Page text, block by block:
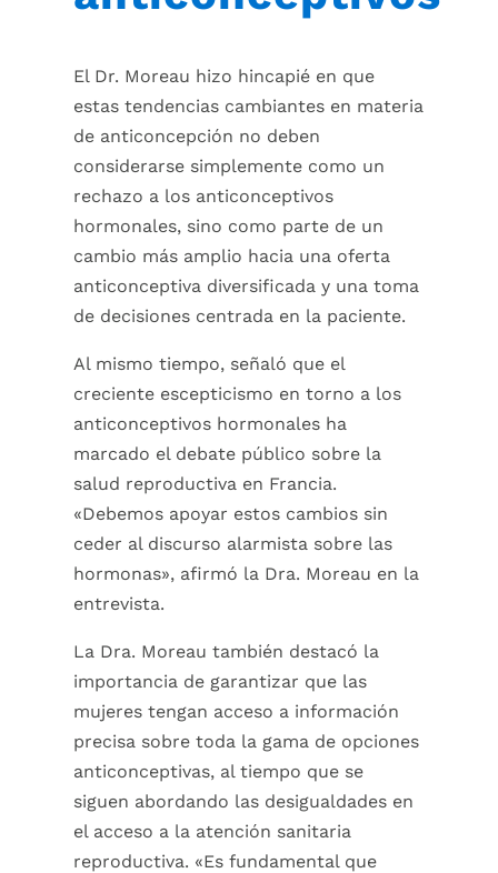
El Dr. Moreau hizo hincapié en que
estas tendencias cambiantes en materia
de anticoncepción no deben
considerarse simplemente como un
rechazo a los anticonceptivos
hormonales, sino como parte de un
cambio más amplio hacia una oferta
anticonceptiva diversificada y una toma
de decisiones centrada en la paciente.
Al mismo tiempo, señaló que el
creciente escepticismo en torno a los
anticonceptivos hormonales ha
marcado el debate público sobre la
salud reproductiva en Francia.
«Debemos apoyar estos cambios sin
ceder al discurso alarmista sobre las
hormonas», afirmó la Dra. Moreau en la
entrevista.
La Dra. Moreau también destacó la
importancia de garantizar que las
mujeres tengan acceso a información
precisa sobre toda la gama de opciones
anticonceptivas, al tiempo que se
siguen abordando las desigualdades en
el acceso a la atención sanitaria
reproductiva. «Es fundamental que